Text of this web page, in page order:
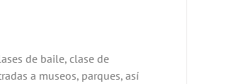
de baile, clase de
a museos, parques, así